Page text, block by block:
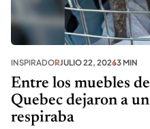
INSPIRADORJULIO 22, 20263 MIN
Entre los muebles
Quebec dejaron a
respiraba